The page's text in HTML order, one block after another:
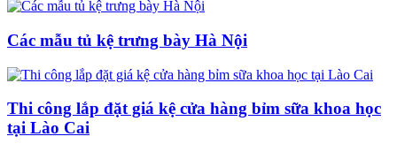
Các mẫu tủ kệ trưng bày Hà Nội
Thi công lắp đặt giá kệ cửa hàng bỉm sữa khoa học
tại Lào Cai